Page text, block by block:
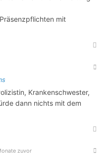
mit
Krankenschwester,
dann nichts mit dem
zuvor